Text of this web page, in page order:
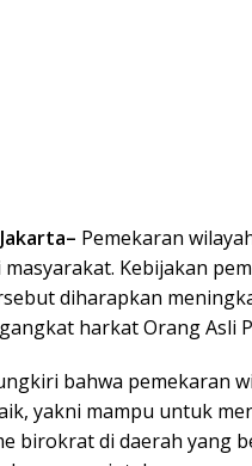
Pemekaran
Kebijakan
diharapkan
harkat Orang Asli
bahwa pemekaran
yakni mampu untuk
birokrat di daerah yang